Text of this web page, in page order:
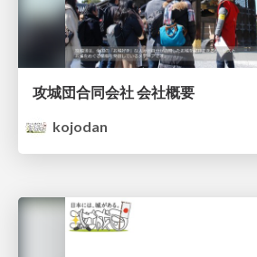
攻城団合同会社 会社概要
kojodan